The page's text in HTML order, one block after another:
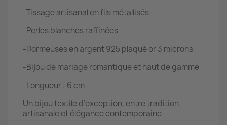
-Tissage artisanal en fils métallisés
-Perles blanches raffinées
-Dormeuses en argent 925 plaqué or 3 microns
-Bijou de mariage romantique et haut de gamme
-Longueur : 6 cm
Un bijou textile d’exception, entre tradition
artisanale et élégance contemporaine.